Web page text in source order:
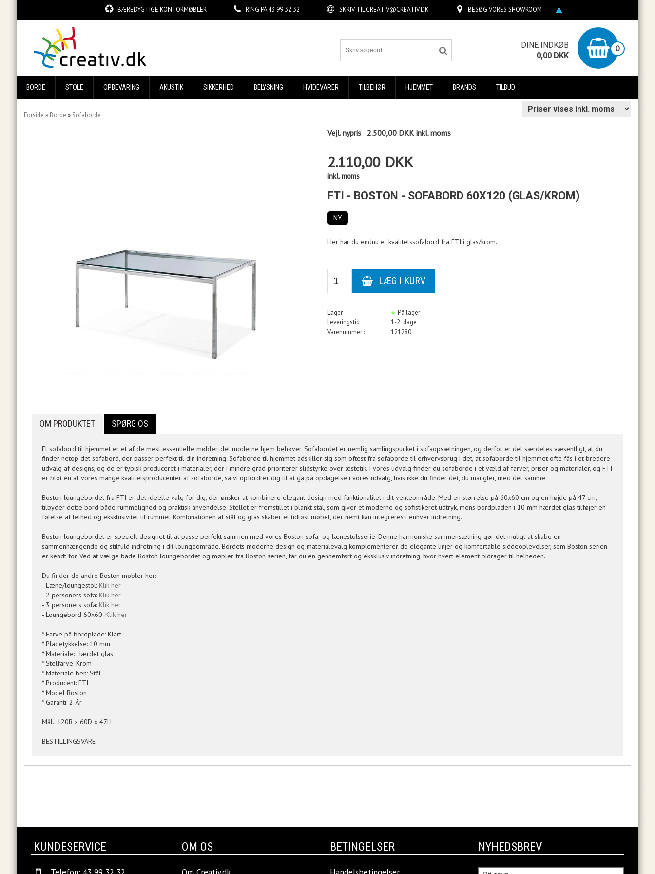
BÆREDYGTIGE KONTORMØBLER RING PÅ43 99 32 32 SKRIV TILCREATIV@CREATIV.DK BESØG VORES SHOWROOM
DINE INDKØB 0
0,00 DKK
BORDE STOLE OPBEVARING AKUSTIK SIKKERHED BELYSNING HVIDEVARER TILBEHØR HJEMMET BRANDS TILBUD
Forside » Borde » Sofaborde
Vejl. nypris 2.500,00 DKK inkl. moms
2.110,00 DKK
inkl. moms
FTI - BOSTON - SOFABORD 60X120 (GLAS/KROM)
NY
Her har du endnu et kvalitetssofabord fra FTI i glas/krom.
Lager :
På lager
Leveringstid :
1-2 dage
Varenummer :
121280
OM PRODUKTET SPØRG OS
Et sofabord til hjemmet er et af de mest essentielle møbler, det moderne hjem behøver. Sofabordet er nemlig samlingspunket i sofaopsætningen, og derfor er det særdeles væsentligt, at du
finder netop det sofabord, der passer perfekt til din indretning. Sofaborde til hjemmet adskiller sig som oftest fra sofaborde til erhvervsbrug i det, at sofaborde til hjemmet ofte fås i et bredere
udvalg af designs, og de er typisk produceret i materialer, der i mindre grad prioriterer slidstyrke over æstetik. I vores udvalg finder du sofaborde i et væld af farver, priser og materialer, og FTI
er blot én af vores mange kvalitetsproducenter af sofaborde, så vi opfordrer dig til at gå på opdagelse i vores udvalg, hvis ikke du finder det, du mangler, med det samme.
Boston loungebordet fra FTI er det ideelle valg for dig, der ønsker at kombinere elegant design med funktionalitet i dit venteområde. Med en størrelse på 60x60 cm og en højde på 47 cm,
tilbyder dette bord både rummelighed og praktisk anvendelse. Stellet er fremstillet i blankt stål, som giver et moderne og sofistikeret udtryk, mens bordpladen i 10 mm hærdet glas tilføjer en
følelse af lethed og eksklusivitet til rummet. Kombinationen af stål og glas skaber et tidløst møbel, der nemt kan integreres i enhver indretning.
Boston loungebordet er specielt designet til at passe perfekt sammen med vores Boston sofa- og lænestolsserie. Denne harmoniske sammensætning gør det muligt at skabe en
sammenhængende og stilfuld indretning i dit loungeområde. Bordets moderne design og materialevalg komplementerer de elegante linjer og komfortable siddeoplevelser, som Boston serien
er kendt for. Ved at vælge både Boston loungebordet og møbler fra Boston serien, får du en gennemført og eksklusiv indretning, hvor hvert element bidrager til helheden.
Du finder de andre Boston møbler her:
- Læne/loungestol: Klik her
- 2 personers sofa: Klik her
- 3 personers sofa: Klik her
- Loungebord 60x60: Klik her
* Farve på bordplade: Klart
* Pladetykkelse: 10 mm
* Materiale: Hærdet glas
* Stelfarve: Krom
* Materiale ben: Stål
* Producent: FTI
* Model Boston
* Garanti: 2 År
Mål.: 120B x 60D x 47H
BESTILLINGSVARE
KUNDESERVICE OM OS BETINGELSER NYHEDSBREV